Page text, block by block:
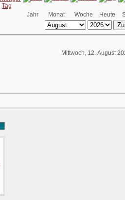
Jahr Monat Woche Heute
Mittwoch, 12. August